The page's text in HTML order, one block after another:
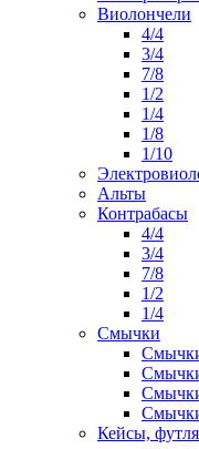
Виолончели
4/4
3/4
7/8
1/2
1/4
1/8
1/10
Альты
Контрабасы
4/4
3/4
7/8
1/2
1/4
Смычки
Кейсы,